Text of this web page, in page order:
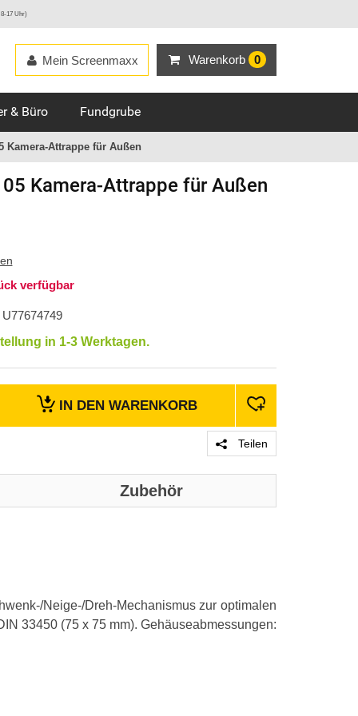
17 Uhr)
Warenkorb 0
Mein Screenmaxx
& Büro Fundgrube
Kamera-Attrappe für Außen
05 Kamera-Attrappe für Außen
verfügbar
U77674749
in 1-3 Werktagen.
IN DEN WARENKORB
Teilen
Zubehör
Neige-/Dreh-Mechanismus zur optimalen
33450 (75 x 75 mm). Gehäuseabmessungen: